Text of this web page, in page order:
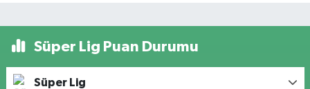
Süper Lig Puan Durumu
Süper Lig